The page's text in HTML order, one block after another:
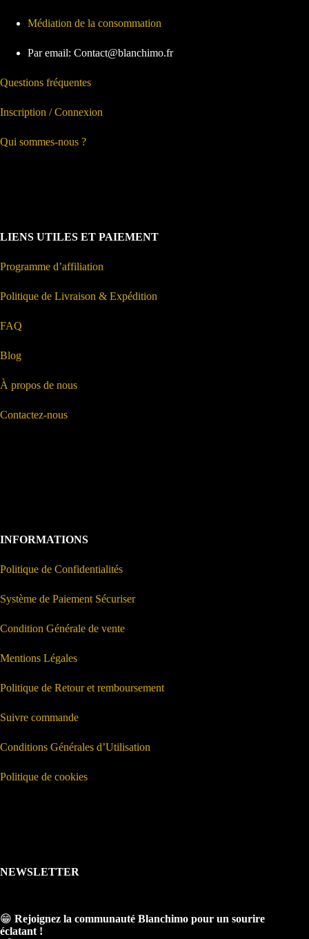
Médiation de la consommation
Par email: Contact@blanchimo.fr
Questions fréquentes
Inscription / Connexion
Qui sommes-nous ?
LIENS UTILES ET PAIEMENT
Programme d’affiliation
Politique de Livraison & Expédition
FAQ
Blog
À propos de nous
Contactez-nous
INFORMATIONS
Politique de Confidentialités
Système de Paiement Sécuriser
Condition Générale de vente
Mentions Légales
Politique de Retour et remboursement
Suivre commande
Conditions Générales d’Utilisation
Politique de cookies
NEWSLETTER
😁 Rejoignez la communauté Blanchimo pour un sourire
éclatant !